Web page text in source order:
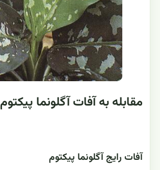
مقابله به آفات آگلونما پیکتوم
آفات رایج آگلونما پیکتوم